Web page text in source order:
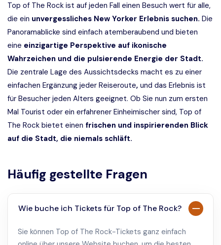
Top of The Rock ist auf jeden Fall einen Besuch wert für alle,
die ein unvergessliches New Yorker Erlebnis suchen. Die
Panoramablicke sind einfach atemberaubend und bieten
eine einzigartige Perspektive auf ikonische
Wahrzeichen und die pulsierende Energie der Stadt.
Die zentrale Lage des Aussichtsdecks macht es zu einer
einfachen Ergänzung jeder Reiseroute, und das Erlebnis ist
für Besucher jeden Alters geeignet. Ob Sie nun zum ersten
Mal Tourist oder ein erfahrener Einheimischer sind, Top of
The Rock bietet einen frischen und inspirierenden Blick
auf die Stadt, die niemals schläft.
Häufig gestellte Fragen
Wie buche ich Tickets für Top of The Rock?
Sie können Top of The Rock-Tickets ganz einfach